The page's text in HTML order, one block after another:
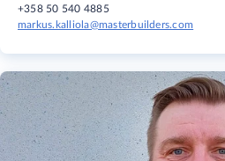
+358 50 540 4885
markus.kalliola@masterbuilders.com